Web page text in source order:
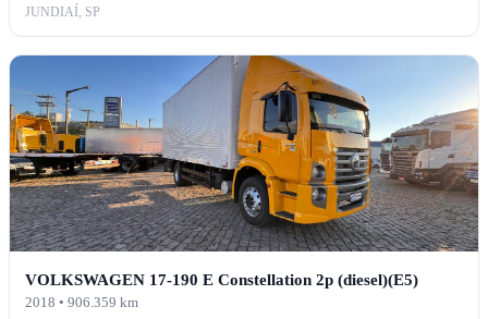
JUNDIAÍ, SP
VOLKSWAGEN 17-190 E Constellation 2p (diesel)(E5)
2018 • 906.359 km